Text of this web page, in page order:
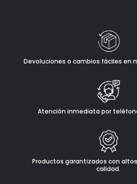
Devoluciones o cambios fáciles en
Atención inmediata por
Productos garantizados con
calidad.